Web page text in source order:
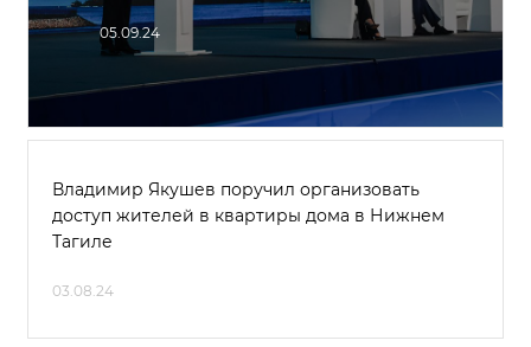
05.09.24
Владимир Якушев поручил организовать
доступ жителей в квартиры дома в Нижнем
Тагиле
03.08.24